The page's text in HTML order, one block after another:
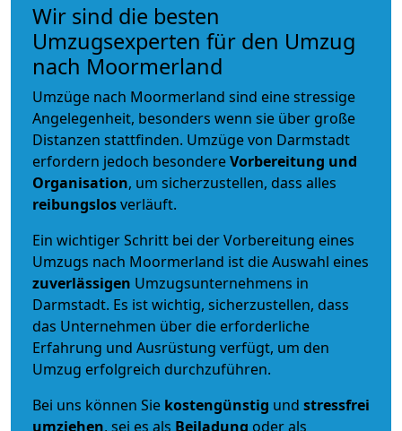
Wir sind die besten
Umzugsexperten für den Umzug
nach Moormerland
Umzüge nach Moormerland sind eine stressige
Angelegenheit, besonders wenn sie über große
Distanzen stattfinden. Umzüge von Darmstadt
erfordern jedoch besondereVorbereitung und
Organisation, um sicherzustellen, dass alles
reibungslosverläuft.
Ein wichtiger Schritt bei der Vorbereitung eines
Umzugs nach Moormerland ist die Auswahl eines
zuverlässigen Umzugsunternehmens in
Darmstadt. Es ist wichtig, sicherzustellen, dass
das Unternehmen über die erforderliche
Erfahrung und Ausrüstung verfügt, um den
Umzug erfolgreich durchzuführen.
Bei uns können Sie kostengünstig und stressfrei
umziehen, sei es als Beiladung oder als